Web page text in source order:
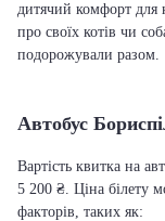
дитячий комфорт для
про своїх котів чи
подорожували разом.
Автобус
Вартість квитка на
5 200 ₴. Ціна білету
факторів, таких як: